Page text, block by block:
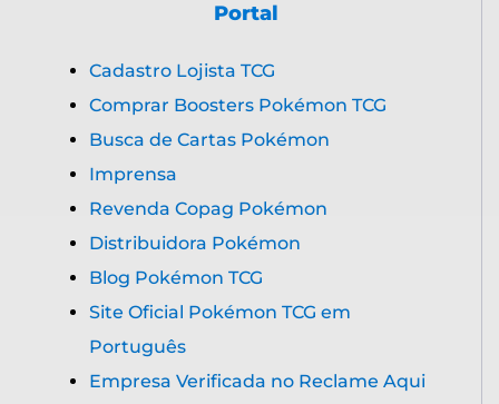
Portal
Cadastro Lojista TCG
Comprar Boosters Pokémon TCG
Busca de Cartas Pokémon
Imprensa
Revenda Copag Pokémon
Distribuidora Pokémon
Blog Pokémon TCG
Site Oficial Pokémon TCG em
Português
Empresa Verificada no Reclame Aqui